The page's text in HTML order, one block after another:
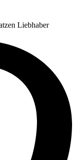
Liebhaber